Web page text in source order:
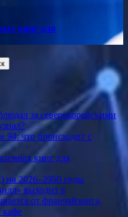
книг для
за северокорейскими
что происходит с
книг для
на 2026–2050 годы
выходит в
от франчайзинга,
кафе